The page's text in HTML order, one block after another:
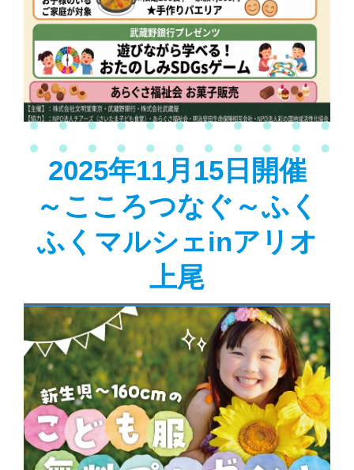
2025年11月15日開催
～こころつなぐ～ふく
ふくマルシェinアリオ
上尾